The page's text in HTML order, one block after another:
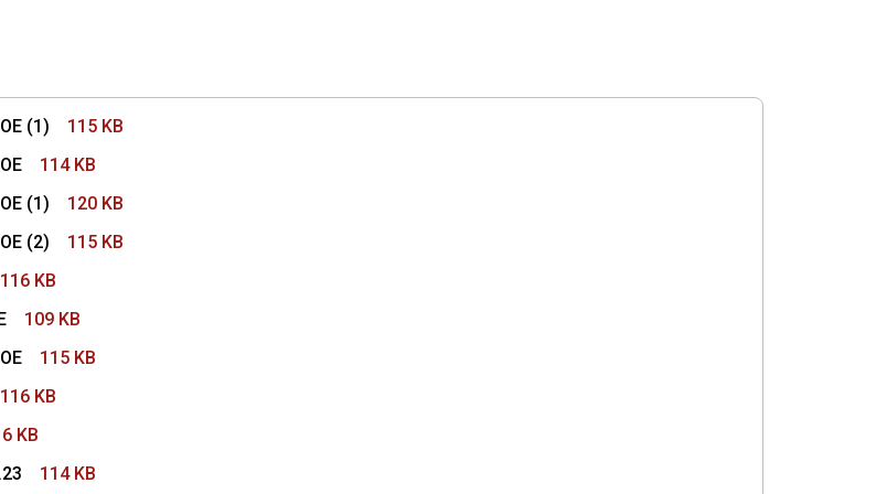
de Procuradores
(1)
115 KB
114 KB
(1)
120 KB
(2)
115 KB
116 KB
109 KB
115 KB
116 KB
KB
114 KB